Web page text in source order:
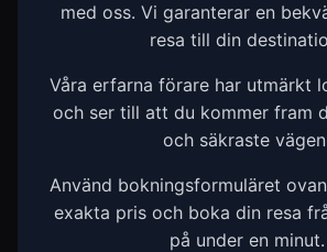
med oss. Vi garanterar en
resa till din
Våra erfarna förare har utmärkt
och ser till att du kommer fram
och säkraste
Använd bokningsformuläret
exakta pris och boka din resa
på under en minut.